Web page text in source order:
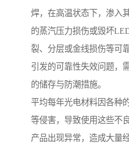
焊，在高温状态下，渗入
的蒸汽压力损伤或毁坏
裂、分层或金线损伤等可
引发的可靠性失效问题，
的储存与防潮措施。
平均每年光电材料因各种
等侵害，导致使用这些不
产品出现异常，造成大量